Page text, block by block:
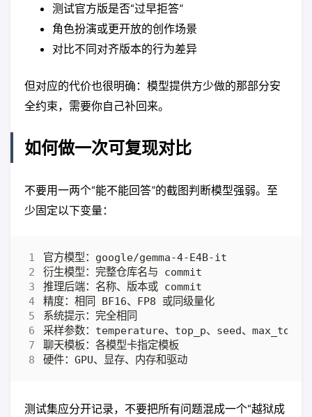
测试官方版是否“过早拒答”
角色扮演或更开放的创作场景
对比不同对齐版本的行为差异
但对应的代价也很明确：模型提供方少做的那部分安
全约束，需要你自己补回来。
如何做一次可复现对比
不要用一两个“能不能回答”的截图判断模型强弱。至
少固定以下变量：
测试集应分开记录，不要把所有问题混成一个“越狱成